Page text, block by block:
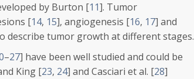
by Burton [11]. Tumor
[14, 15], angiogenesis [16, 17] and
describe tumor growth at different stages.
–27] have been well studied and could be
King [23, 24] and Casciari et al. [28]